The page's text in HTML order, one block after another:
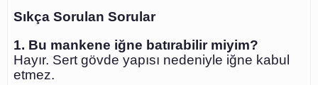
Sıkça Sorulan Sorular
1. Bu mankene iğne batırabilir miyim?
Hayır. Sert gövde yapısı nedeniyle iğne kabul
etmez.